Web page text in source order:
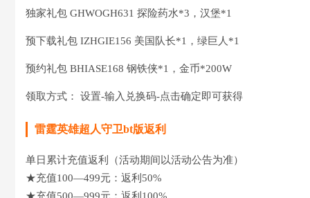
独家礼包 GHWOGH631 探险药水*3，汉堡*1
预下载礼包 IZHGIE156 美国队长*1，绿巨人*1
预约礼包 BHIASE168 钢铁侠*1，金币*200W
领取方式： 设置-输入兑换码-点击确定即可获得
雷霆英雄超人守卫bt版返利
单日累计充值返利（活动期间以活动公告为准）
★充值100—499元：返利50%